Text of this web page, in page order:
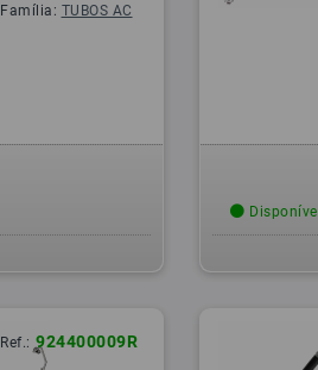
Família: TUBOS AC
Disponível
Ref.: 924400009R